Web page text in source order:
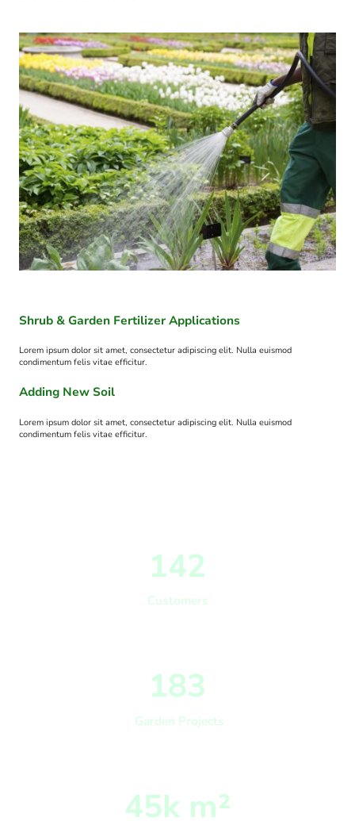
Shrub & Garden Fertilizer Applications
Lorem ipsum dolor sit amet, consectetur adipiscing elit. Nulla euismod
condimentum felis vitae efficitur.
Adding New Soil
Lorem ipsum dolor sit amet, consectetur adipiscing elit. Nulla euismod
condimentum felis vitae efficitur.
142
Customers
183
Garden Projects
45k m²